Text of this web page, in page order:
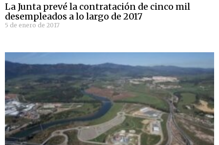
La Junta prevé la contratación de cinco mil
desempleados a lo largo de 2017
5 de enero de 2017